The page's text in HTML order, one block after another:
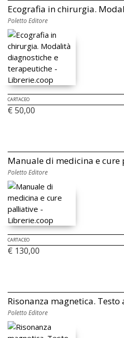
Ecografia in chirurgia.
Poletto Editore
CARTACEO
€ 50,00
Manuale di medicina e cure
Poletto Editore
CARTACEO
€ 130,00
Risonanza magnetica. Testo
Poletto Editore